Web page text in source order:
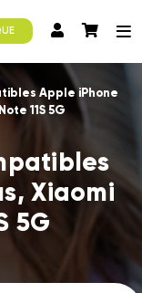
Apple iPhone
11S 5G
Xiaomi
5G